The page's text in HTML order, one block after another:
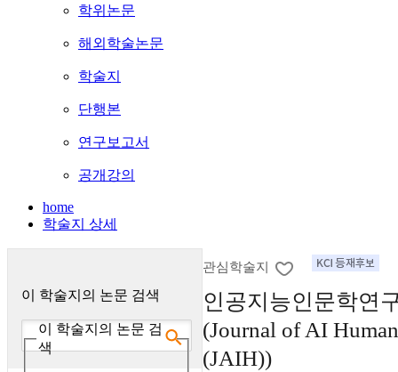
학위논문
해외학술논문
학술지
단행본
연구보고서
공개강의
home
학술지 상세
이 학술지의 논문 검색
이 학술지의 논문 검
색
관심학술지
인공지능인문학연
(Journal of AI
(JAIH))